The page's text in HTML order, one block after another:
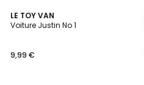
LE TOY VAN
Voiture Justin No 1
9,99 €